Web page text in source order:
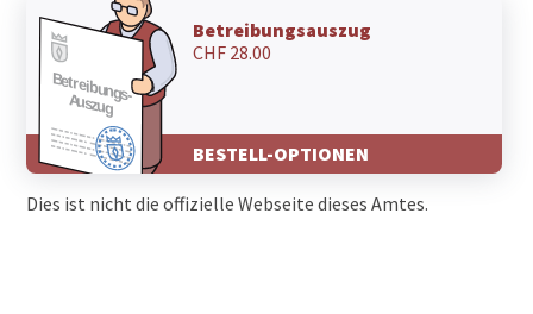
2912 Réclère
2908 Grandfontaine
2907 Rocourt
2906 Chevenez
2905 Courtedoux
2904 Bressaucourt
2903 Villars-sur-Fontenais
2902 Fontenais
Betreibungsauszug
CHF 28.00
BESTELL-OPTIONEN
Dies ist nicht die offizielle Webseite dieses Amtes.